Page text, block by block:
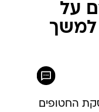
על
למשך
החטופים